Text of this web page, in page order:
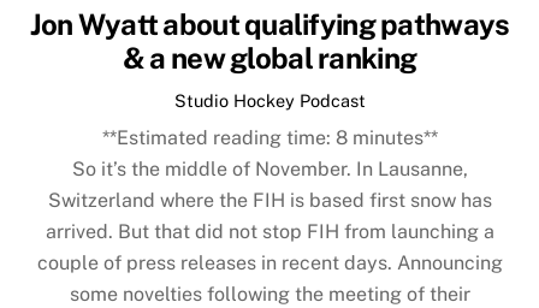
Jon Wyatt about qualifying pathways
& a new global ranking
Studio Hockey Podcast
**Estimated reading time: 8 minutes**
So it’s the middle of November. In Lausanne,
Switzerland where the FIH is based first snow has
arrived. But that did not stop FIH from launching a
couple of press releases in recent days. Announcing
some novelties following the meeting of their